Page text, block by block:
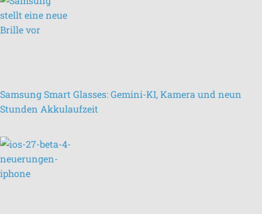
Samsung Smart Glasses: Gemini-KI, Kamera und neun
Stunden Akkulaufzeit